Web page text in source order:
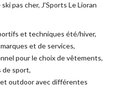
pas cher, J'Sports Le Lioran
et techniques été/hiver,
et de services,
pour le choix de vêtements,
de sport,
outdoor avec différentes